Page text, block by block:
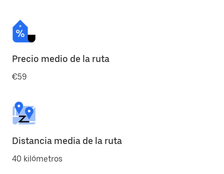
Precio medio de la ruta
€59
Distancia media de la ruta
40 kilómetros